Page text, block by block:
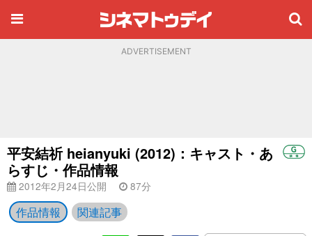
ADVERTISEMENT
平安結祈 heianyuki (2012)：キャスト・あ
らすじ・作品情報
2012年2月24日公開 87分
作品情報 関連記事